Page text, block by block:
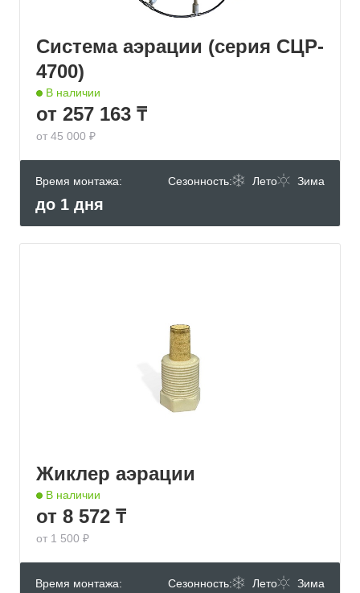
Система аэрации (серия СЦР-
4700)
В наличии
от 257 163 ₸
от 45 000 ₽
Время монтажа:
до 1 дня
Сезонность: Лето Зима
Жиклер аэрации
В наличии
от 8 572 ₸
от 1 500 ₽
Время монтажа: Сезонность: Лето Зима